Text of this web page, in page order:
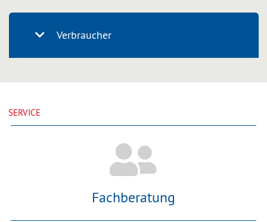
Verbraucher
SERVICE
Fachberatung